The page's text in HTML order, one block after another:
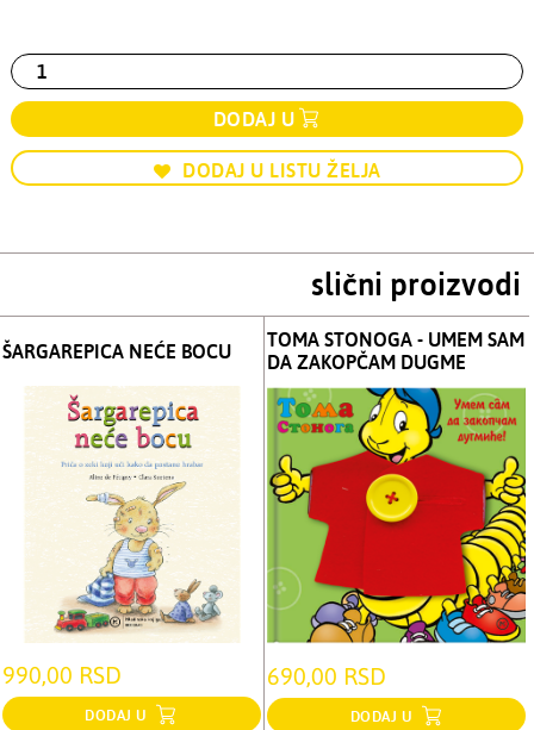
DODAJ U
DODAJ U LISTU ŽELJA
slični proizvodi
ŠARGAREPICA NEĆE BOCU
990,00 RSD
DODAJ U
TOMA STONOGA - UMEM SAM
DA ZAKOPČAM DUGME
690,00 RSD
DODAJ U